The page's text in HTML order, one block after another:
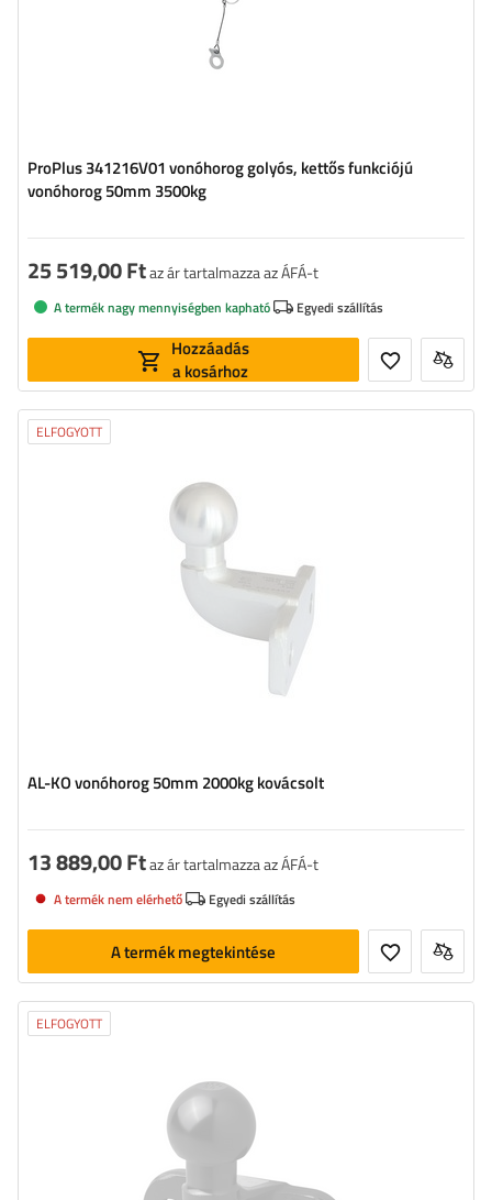
ProPlus 341216V01 vonóhorog golyós, kettős funkciójú
vonóhorog 50mm 3500kg
25 519,00 Ftaz ár tartalmazza az ÁFÁ-t
A termék nagy mennyiségben kapható Egyedi szállítás
Hozzáadás
a kosárhoz
ELFOGYOTT
AL-KO vonóhorog 50mm 2000kg kovácsolt
Golyó átmérője:
13 889,00 Ftaz ár tartalmazza az ÁFÁ-t
A termék nem elérhető Egyedi szállítás
A termék megtekintése
ELFOGYOTT